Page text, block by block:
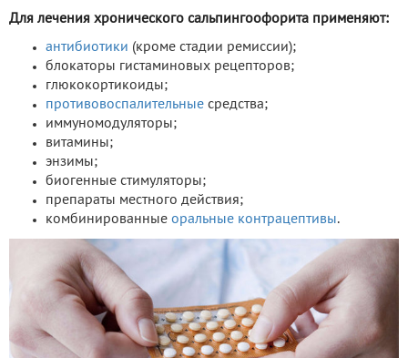
Для лечения хронического сальпингоофорита применяют:
антибиотики (кроме стадии ремиссии);
блокаторы гистаминовых рецепторов;
глюкокортикоиды;
противовоспалительные средства;
иммуномодуляторы;
витамины;
энзимы;
биогенные стимуляторы;
препараты местного действия;
комбинированные оральные контрацептивы.